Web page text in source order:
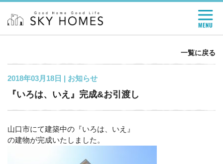
一覧に戻る
2018年03月18日 | お知らせ
『いろは、いえ』完成&お引渡し
山口市にて建築中の『いろは、いえ』
の建物が完成いたしました。